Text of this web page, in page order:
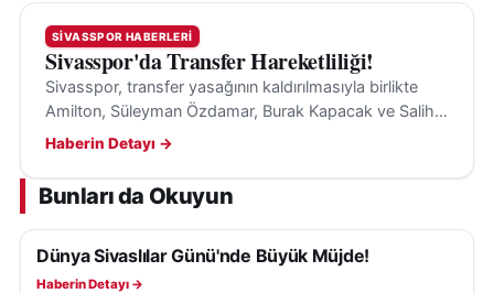
SIVASSPOR HABERLERI
Sivasspor'da Transfer Hareketliliği!
Sivasspor, transfer yasağının kaldırılmasıyla birlikte
Amilton, Süleyman Özdamar, Burak Kapacak ve Salih
Kavrazlı'yı Sivas'a getirerek kadrosunu güçlendirmeye
Haberin Detayı →
Bunları da Okuyun
SIVASSPOR HABERLERI
Dünya Sivaslılar Günü'nde Büyük Müjde!
Haberin Detayı →